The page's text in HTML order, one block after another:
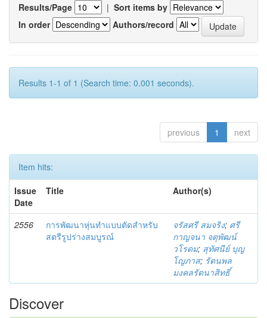
Results/Page | Sort items by
In order
Authors/record
Results 1-1 of 1 (Search time: 0.001 seconds).
previous 1 next
Item hits:
Issue
Date
Title Author(s)
2556
การพัฒนาหุ่นทำแบบตัดสำหรับ
สตรีรูปร่างสมบูรณ์
จรัสศรี สมจริง; ศรี
กาญจนา จตุพัฒน์
วโรดม; สุทัศนีย์ บุญ
โญภาส; รัตนพล
มงคลรัตนาสิทธิ์
Discover